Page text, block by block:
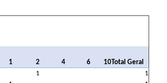
1 2 4 6 10 Total Geral
1
1